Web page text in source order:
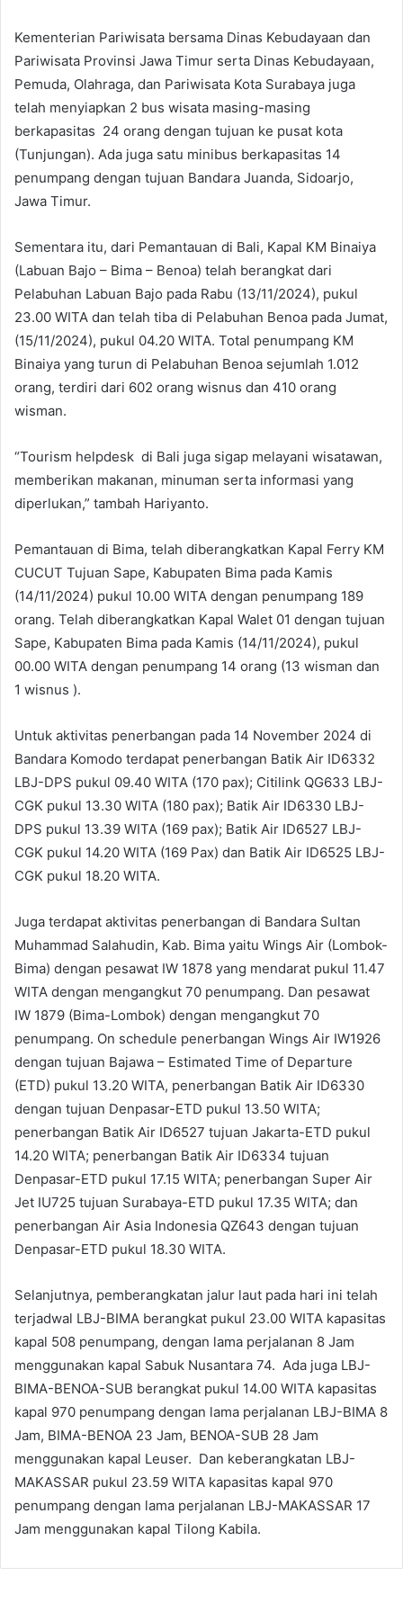
Kementerian Pariwisata bersama Dinas Kebudayaan dan
Pariwisata Provinsi Jawa Timur serta Dinas Kebudayaan,
Pemuda, Olahraga, dan Pariwisata Kota Surabaya juga
telah menyiapkan 2 bus wisata masing-masing
berkapasitas 24 orang dengan tujuan ke pusat kota
(Tunjungan). Ada juga satu minibus berkapasitas 14
penumpang dengan tujuan Bandara Juanda, Sidoarjo,
Jawa Timur.
Sementara itu, dari Pemantauan di Bali, Kapal KM Binaiya
(Labuan Bajo – Bima – Benoa) telah berangkat dari
Pelabuhan Labuan Bajo pada Rabu (13/11/2024), pukul
23.00 WITA dan telah tiba di Pelabuhan Benoa pada Jumat,
(15/11/2024), pukul 04.20 WITA. Total penumpang KM
Binaiya yang turun di Pelabuhan Benoa sejumlah 1.012
orang, terdiri dari 602 orang wisnus dan 410 orang
wisman.
“Tourism helpdesk di Bali juga sigap melayani wisatawan,
memberikan makanan, minuman serta informasi yang
diperlukan,” tambah Hariyanto.
Pemantauan di Bima, telah diberangkatkan Kapal Ferry KM
CUCUT Tujuan Sape, Kabupaten Bima pada Kamis
(14/11/2024) pukul 10.00 WITA dengan penumpang 189
orang. Telah diberangkatkan Kapal Walet 01 dengan tujuan
Sape, Kabupaten Bima pada Kamis (14/11/2024), pukul
00.00 WITA dengan penumpang 14 orang (13 wisman dan
1 wisnus ).
Untuk aktivitas penerbangan pada 14 November 2024 di
Bandara Komodo terdapat penerbangan Batik Air ID6332
LBJ-DPS pukul 09.40 WITA (170 pax); Citilink QG633 LBJ-
CGK pukul 13.30 WITA (180 pax); Batik Air ID6330 LBJ-
DPS pukul 13.39 WITA (169 pax); Batik Air ID6527 LBJ-
CGK pukul 14.20 WITA (169 Pax) dan Batik Air ID6525 LBJ-
CGK pukul 18.20 WITA.
Juga terdapat aktivitas penerbangan di Bandara Sultan
Muhammad Salahudin, Kab. Bima yaitu Wings Air (Lombok-
Bima) dengan pesawat IW 1878 yang mendarat pukul 11.47
WITA dengan mengangkut 70 penumpang. Dan pesawat
IW 1879 (Bima-Lombok) dengan mengangkut 70
penumpang. On schedule penerbangan Wings Air IW1926
dengan tujuan Bajawa – Estimated Time of Departure
(ETD) pukul 13.20 WITA, penerbangan Batik Air ID6330
dengan tujuan Denpasar-ETD pukul 13.50 WITA;
penerbangan Batik Air ID6527 tujuan Jakarta-ETD pukul
14.20 WITA; penerbangan Batik Air ID6334 tujuan
Denpasar-ETD pukul 17.15 WITA; penerbangan Super Air
Jet IU725 tujuan Surabaya-ETD pukul 17.35 WITA; dan
penerbangan Air Asia Indonesia QZ643 dengan tujuan
Denpasar-ETD pukul 18.30 WITA.
Selanjutnya, pemberangkatan jalur laut pada hari ini telah
terjadwal LBJ-BIMA berangkat pukul 23.00 WITA kapasitas
kapal 508 penumpang, dengan lama perjalanan 8 Jam
menggunakan kapal Sabuk Nusantara 74. Ada juga LBJ-
BIMA-BENOA-SUB berangkat pukul 14.00 WITA kapasitas
kapal 970 penumpang dengan lama perjalanan LBJ-BIMA 8
Jam, BIMA-BENOA 23 Jam, BENOA-SUB 28 Jam
menggunakan kapal Leuser. Dan keberangkatan LBJ-
MAKASSAR pukul 23.59 WITA kapasitas kapal 970
penumpang dengan lama perjalanan LBJ-MAKASSAR 17
Jam menggunakan kapal Tilong Kabila.